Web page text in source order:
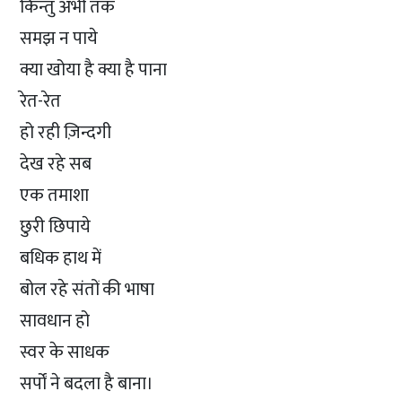
किन्तु अभी तक
समझ न पाये
क्या खोया है क्या है पाना
रेत-रेत
हो रही ज़िन्दगी
देख रहे सब
एक तमाशा
छुरी छिपाये
बधिक हाथ में
बोल रहे संतों की भाषा
सावधान हो
स्वर के साधक
सर्पों ने बदला है बाना।